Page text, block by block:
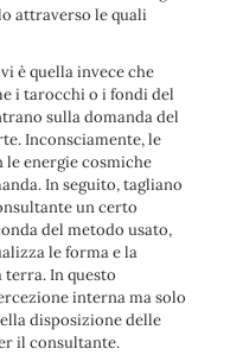
attraverso le quali
è quella invece che
i tarocchi o i fondi del
sulla domanda del
Inconsciamente, le
energie cosmiche
In seguito, tagliano
un certo
del metodo usato,
le forma e la
In questo
interna ma solo
disposizione delle
il consultante.